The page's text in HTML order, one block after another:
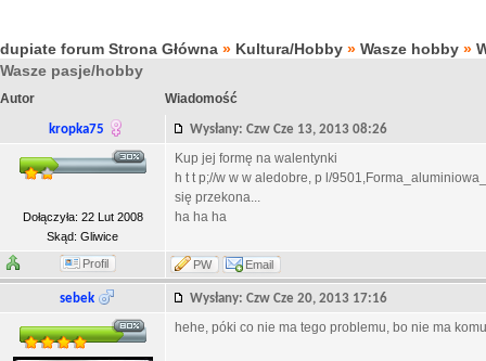
dupiate forum Strona Główna » Kultura/Hobby » Wasze hobby »
Wasze pasje/hobby
Autor Wiadomość
kropka75 Wysłany: Czw Cze 13, 2013 08:26
Dołączyła: 22 Lut 2008
Skąd: Gliwice
Kup jej formę na walentynki
h t t p;//w w w aledobre, p l/
się przekona...
ha ha ha
Profil PW Email
sebek Wysłany: Czw Cze 20, 2013 17:16
hehe, póki co nie ma tego problemu, bo nie ma